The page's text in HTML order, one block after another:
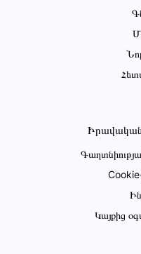
Իրավական
Կայքից